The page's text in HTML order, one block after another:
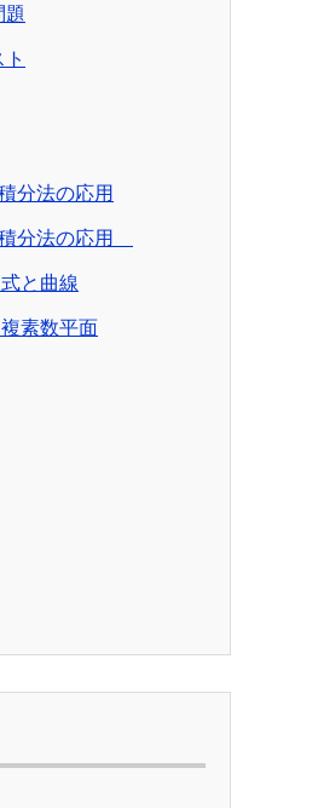
題
法の応用
分法の応用
と曲線
素数平面